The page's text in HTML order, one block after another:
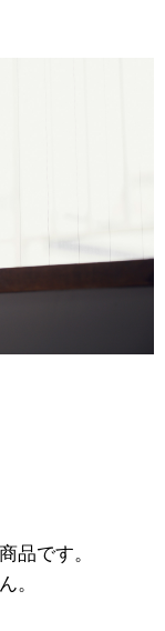
品です。
。